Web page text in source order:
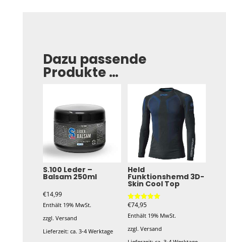
Dazu passende
Produkte …
S.100 Leder –
Balsam 250ml
€14,99
Enthält 19% MwSt.
zzgl.Versand
Lieferzeit: ca. 3-4 Werktage
Held
Funktionshemd 3D-
Skin Cool Top
Bewertet mit
von 5
€74,95
Enthält 19% MwSt.
zzgl. Versand